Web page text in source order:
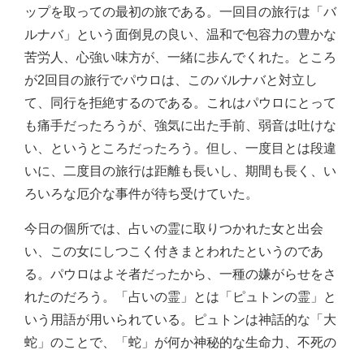
ップを取っての最初の旅である。一回目の旅行は「バ
ルナバ」という面倒見の良い、温和で包容力の豊かな
苦労人、心強い味方が、一緒に歩んでくれた。ところ
が2回目の旅行でパウロは、このバルナバと対立し
て、同行を拒絶するのである。これはパウロにとって
も痛手だったろうが、強気に出た手前、弱音は吐けな
い、というところだったろう。但し、一度目とは段違
いに、二度目の旅行は距離も長いし、期間も長く、い
ろいろな厄介な事件が待ち受けていた。
今日の個所では、占いの霊に取りつかれた女と出会
い、この女にしつこく付きまとわれたというのであ
る。パウロはよそ者だったから、一種の嫌がらせをさ
れたのだろう。「占いの霊」とは「ピュトンの霊」と
いう用語が用いられている。ピュトンは神話的な「大
蛇」のことで、「蛇」が何か神秘的な生命力、不死の